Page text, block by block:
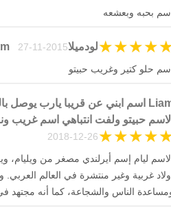
بحبه وبعشعه
لودميلاLiam27-11-2015 ★
★
★
★
حلو كتير وغريب حبيتو
الاسم حبيتو ولفت انتباهي اسم غريب
26-12-2018
★
★
★
★
ليام إسم أيرلندي مصغر من
غربية وغير منتشرة في العالم
الناس والشجاعة، كما أنه مجتهد